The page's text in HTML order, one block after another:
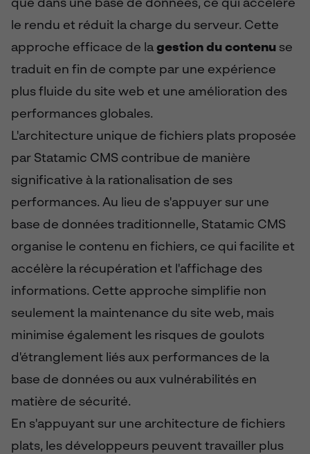
que dans une base de données, ce qui accélère
le rendu et réduit la charge du serveur. Cette
approche efficace de la gestion du contenu se
traduit en fin de compte par une expérience
plus fluide du site web et une amélioration des
performances globales.
L'architecture unique de fichiers plats proposée
par Statamic CMS contribue de manière
significative à la rationalisation de ses
performances. Au lieu de s'appuyer sur une
base de données traditionnelle, Statamic CMS
organise le contenu en fichiers, ce qui facilite et
accélère la récupération et l'affichage des
informations. Cette approche simplifie non
seulement la maintenance du site web, mais
minimise également les risques de goulots
d'étranglement liés aux performances de la
base de données ou aux vulnérabilités en
matière de sécurité.
En s'appuyant sur une architecture de fichiers
plats, les développeurs peuvent travailler plus